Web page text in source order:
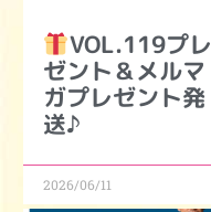
VOL.119プレ
ゼント＆メルマ
ガプレゼント発
送♪
2026/06/11